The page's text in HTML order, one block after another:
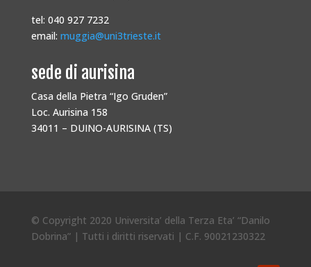
tel: 040 927 7232
email: muggia@uni3trieste.it
sede di aurisina
Casa della Pietra “Igo Gruden”
Loc. Aurisina 158
34011 – DUINO-AURISINA (TS)
© Copyright 2020 Universita’ della Terza Eta’ “Danilo
Dobrina” | Tutti i diritti riservati | C.F. 90021230322